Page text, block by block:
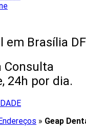
em Brasília DF
Consulta
24h por dia.
» Geap